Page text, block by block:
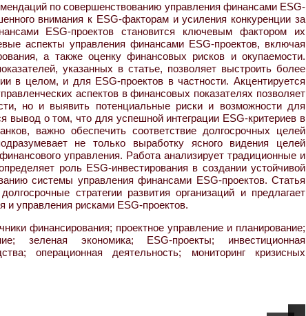
по совершенствованию управления финансами ESG-
внимания к ESG-факторам и усиления конкуренции за
ESG-проектов становится ключевым фактором их
аспекты управления финансами ESG-проектов, включая
а также оценку финансовых рисков и окупаемости.
указанных в статье, позволяет выстроить более
в целом, и для ESG-проектов в частности. Акцентируется
аспектов в финансовых показателях позволяет
но и выявить потенциальные риски и возможности для
вывод о том, что для успешной интеграции ESG-критериев в
важно обеспечить соответствие долгосрочных целей
не только выработку ясного видения целей
управления. Работа анализирует традиционные и
роль ESG-инвестирования в создании устойчивой
системы управления финансами ESG-проектов. Статья
стратегии развития организаций и предлагает
управления рисками ESG-проектов.
финансирования; проектное управление и планирование;
зеленая экономика; ESG-проекты; инвестиционная
операционная деятельность; мониторинг кризисных